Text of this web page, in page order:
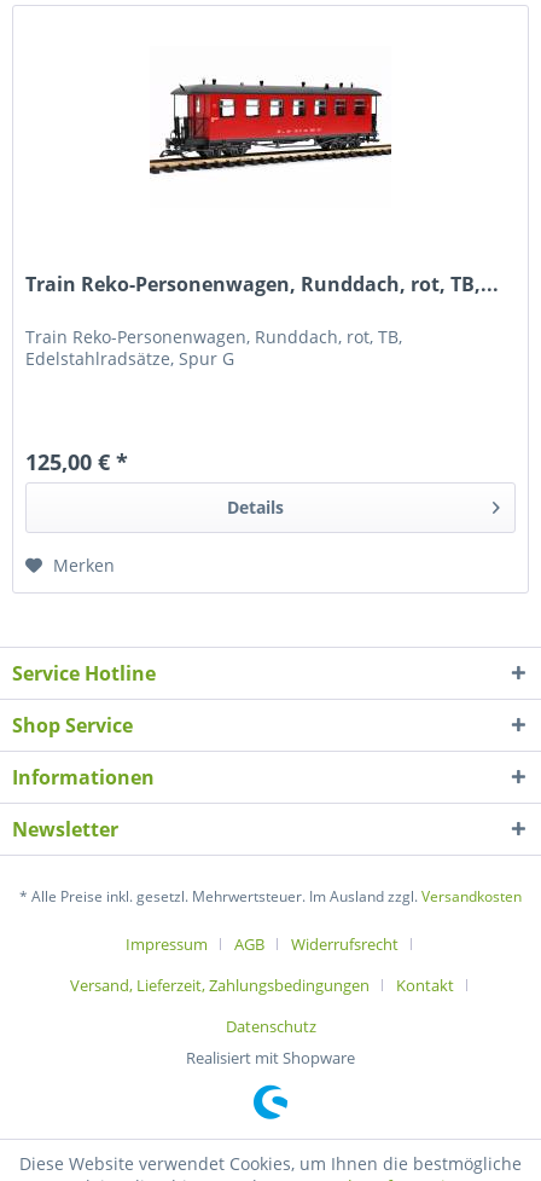
Train Reko-Personenwagen, Runddach, rot, TB,...
Train Reko-Personenwagen, Runddach, rot, TB,
Edelstahlradsätze, Spur G
125,00 € *
Details
Merken
Service Hotline
Shop Service
Informationen
Newsletter
* Alle Preise inkl. gesetzl. Mehrwertsteuer. Im Ausland zzgl.Versandkosten
Impressum AGB
Widerrufsrecht
Versand, Lieferzeit, Zahlungsbedingungen
Kontakt
Datenschutz
Realisiert mit Shopware
Diese Website verwendet Cookies, um Ihnen die bestmögliche